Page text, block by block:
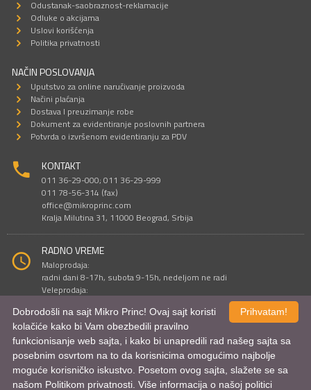
Odustanak-saobraznost-reklamacije
Odluke o akcijama
Uslovi korišćenja
Politika privatnosti
NAČIN POSLOVANJA
Uputstvo za online naručivanje proizvoda
Načini plaćanja
Dostava I preuzimanje robe
Dokument za evidentiranje poslovnih partnera
Potvrda o izvršenom evidentiranju za PDV
KONTAKT
011 36-29-000; 011 36-29-999
011 78-56-314 (fax)
office@mikroprinc.com
Kralja Milutina 31, 11000 Beograd, Srbija
RADNO VREME
Maloprodaja:
radni dani 8-17h, subota 9-15h, nedeljom ne radi
Veleprodaja:
Sve cene su iskazane u dinarima. PDV je uračunat u cenu.
© Mikro Princ 1999 - 2026. Sva prava su zadržana.
Kreirao *nbgcreator |Izdrada Internet prodavnice ,Izrada sajtaimobilnih
aplikacija iSEO optimizacija
Prihvatam!
Dobrodošli na sajt Mikro Princ! Ovaj sajt koristi
kolačiće kako bi Vam obezbedili pravilno
funkcionisanje web sajta, i kako bi unapredili rad našeg sajta sa
posebnim osvrtom na to da korisnicima omogućimo najbolje
moguće korisničko iskustvo. Posetom ovog sajta, slažete se sa
našom Politikom privatnosti. Više informacija o našoj politici